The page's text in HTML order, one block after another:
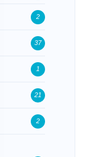
2
37
1
21
2